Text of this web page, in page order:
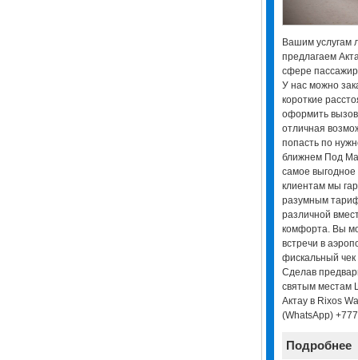
Вашим услугам
предлагаем
сфере
У нас можно
короткие
оформить
отличная
попасть по
ближнем Под
самое
клиентам мы
разумным
различной
комфорта. Вы
встречи в
фискальный чек
Сделав
святым местам
Актау в Rixos
(WhatsApp)
Подробнее